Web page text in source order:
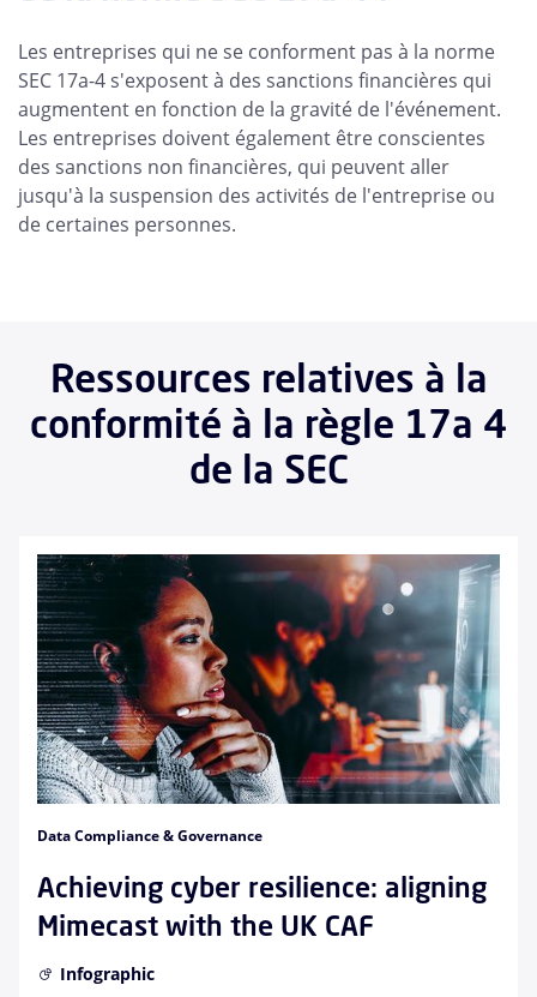
Les entreprises qui ne se conforment pas à la norme
SEC 17a-4 s'exposent à des sanctions financières qui
augmentent en fonction de la gravité de l'événement.
Les entreprises doivent également être conscientes
des sanctions non financières, qui peuvent aller
jusqu'à la suspension des activités de l'entreprise ou
de certaines personnes.
Ressources relatives à la
conformité à la règle 17a 4
de la SEC
Data Compliance & Governance
Achieving cyber resilience: aligning
Mimecast with the UK CAF
Infographic